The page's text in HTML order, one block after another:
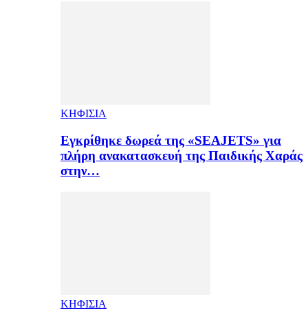
ΚΗΦΙΣΙΑ
Εγκρίθηκε δωρεά της «SEAJETS» για
πλήρη ανακατασκευή της Παιδικής Χαράς
στην…
ΚΗΦΙΣΙΑ